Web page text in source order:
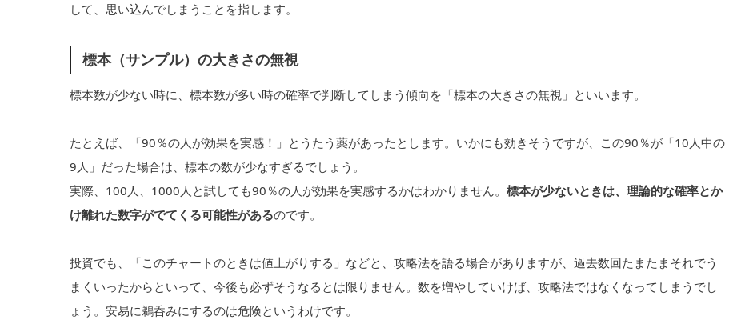
して、思い込んでしまうことを指します。
標本（サンプル）の大きさの無視
標本数が少ない時に、標本数が多い時の確率で判断してしまう傾向を「標本の大きさの無視」といいます。
たとえば、「90％の人が効果を実感！」とうたう薬があったとします。いかにも効きそうですが、この90％が「10人中の
9人」だった場合は、標本の数が少なすぎるでしょう。
実際、100人、1000人と試しても90％の人が効果を実感するかはわかりません。 標本が少ないときは、理論的な確率とか
け離れた数字がでてくる可能性があるのです。
投資でも、「このチャートのときは値上がりする」などと、攻略法を語る場合がありますが、過去数回たまたまそれでう
まくいったからといって、今後も必ずそうなるとは限りません。数を増やしていけば、攻略法ではなくなってしまうでし
ょう。安易に鵜呑みにするのは危険というわけです。